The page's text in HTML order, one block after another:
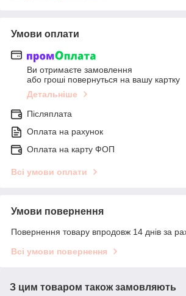
Умови оплати
Ви отримаєте замовлення
або гроші повернуться на вашу картку
Детальніше
Післяплата
Оплата на рахунок
Оплата на карту ФОП
Всі умови оплати
Умови повернення
Повернення товару впродовж 14 днів за
Всі умови повернення
З цим товаром також замовляють